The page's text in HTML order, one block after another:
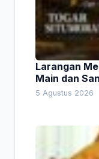
Larangan
Main dan
5 Agustus 2026